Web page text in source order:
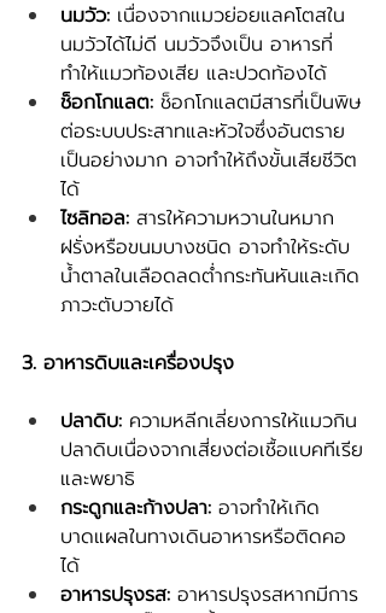
นมวัว: เนื่องจากแมวย่อยแลคโตสใน
นมวัวได้ไม่ดี นมวัวจึงเป็น อาหารที่
ทำให้แมวท้องเสีย และปวดท้องได้
ช็อกโกแลต: ช็อกโกแลตมีสารที่เป็นพิษ
ต่อระบบประสาทและหัวใจซึ่งอันตราย
เป็นอย่างมาก อาจทำให้ถึงขั้นเสียชีวิต
ได้
ไซลิทอล: สารให้ความหวานในหมาก
ฝรั่งหรือขนมบางชนิด อาจทำให้ระดับ
น้ำตาลในเลือดลดต่ำกระทันหันและเกิด
ภาวะตับวายได้
3. อาหารดิบและเครื่องปรุง
ปลาดิบ: ความหลีกเลี่ยงการให้แมวกิน
ปลาดิบเนื่องจากเสี่ยงต่อเชื้อแบคทีเรีย
และพยาธิ
กระดูกและก้างปลา: อาจทำให้เกิด
บาดแผลในทางเดินอาหารหรือติดคอ
ได้
อาหารปรุงรส: อาหารปรุงรสหากมีการ